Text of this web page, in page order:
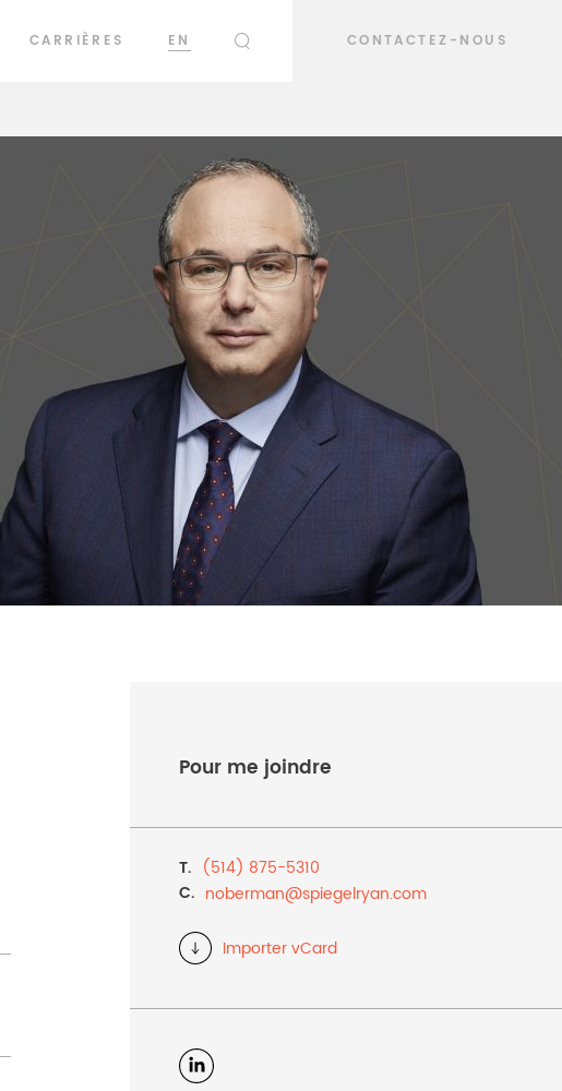
CARRIÈRES
EN
CONTACTEZ-NOUS
Pour me joindre
T. (514) 875-5310
C. noberman@spiegelryan.com
Importer vCard